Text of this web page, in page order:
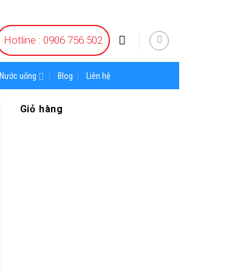
Hotline : 0906 756 502
Nước uống Blog Liên hệ
Giỏ hàng